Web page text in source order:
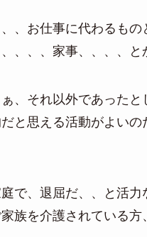
、お仕事に代わるもの
、、、家事、、、、と
、それ以外であったと
と思える活動がよいの
で、退屈だ、、と活力
族を介護されている方